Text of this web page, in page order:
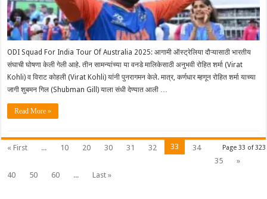
ODI Squad For India Tour Of Australia 2025: आगामी ऑस्ट्रेलिया दौऱ्यासाठी भारतीय
संघाची घोषणा केली गेली आहे. तीन‌ सामन्यांच्या या वनडे मालिकेसाठी अनुभवी रोहित शर्मा (Virat
Kohli) व विराट कोहली (Virat Kohli) यांनी पुनरागमन केले. मात्र, कर्णधार म्हणून रोहित शर्मा याच्या
जागी शुबमन गिल (Shubman Gill) याला संधी देण्यात आली …
Read More »
Page 33 of 323
« First ... 10 20 30 31 32 33
34
35
»
40
50 60 ... Last »